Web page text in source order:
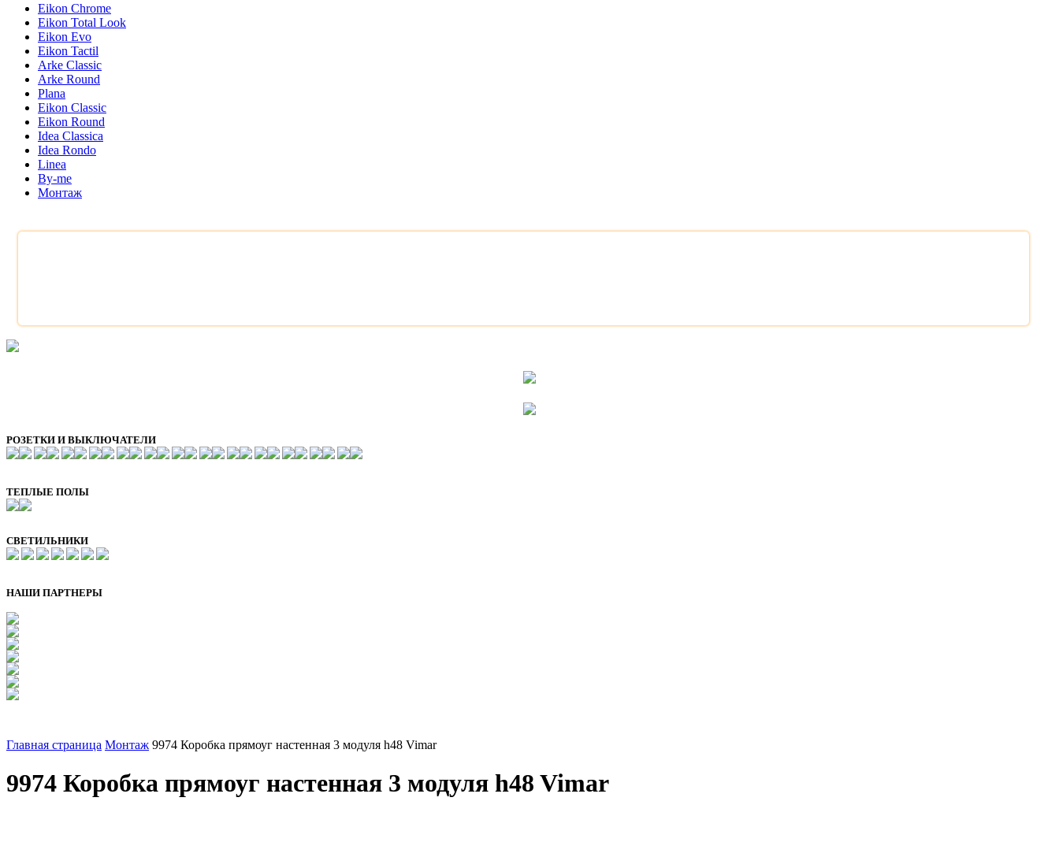
Eikon Chrome
Eikon Total Look
Eikon Evo
Eikon Tactil
Arke Classic
Arke Round
Plana
Eikon Classic
Eikon Round
Idea Classica
Idea Rondo
Linea
By-me
Монтаж
РОЗЕТКИ И ВЫКЛЮЧАТЕЛИ
ТЕПЛЫЕ ПОЛЫ
СВЕТИЛЬНИКИ
НАШИ ПАРТНЕРЫ
Главная страница Монтаж 9974 Коробка прямоуг настенная 3 модуля h48 Vimar
9974 Коробка прямоуг настенная 3 модуля h48 Vimar